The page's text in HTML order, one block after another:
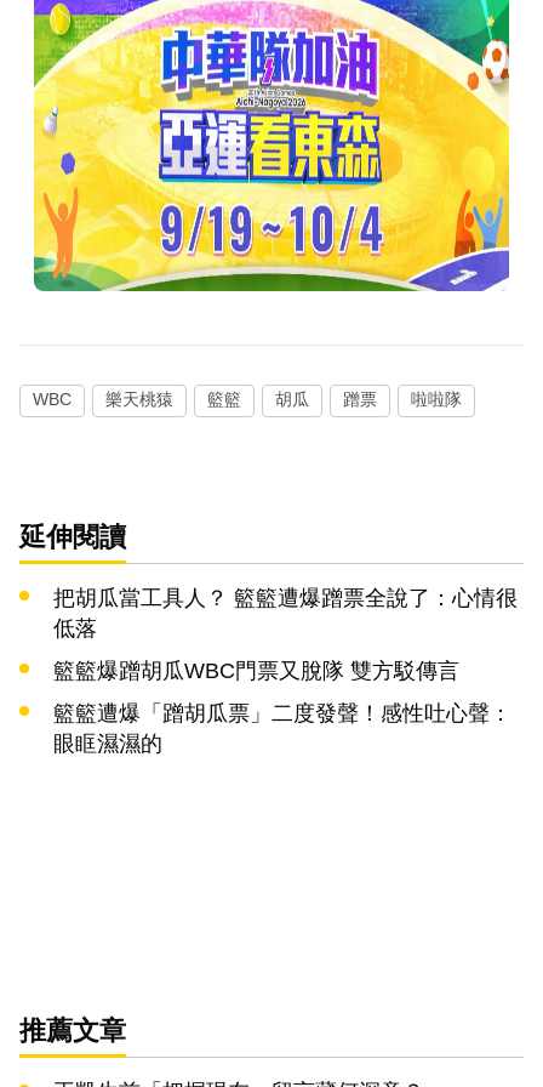
WBC 樂天桃猿 籃籃 胡瓜 蹭票 啦啦隊
延伸閱讀
把胡瓜當工具人？ 籃籃遭爆蹭票全說了：心情很
低落
籃籃爆蹭胡瓜WBC門票又脫隊 雙方駁傳言
籃籃遭爆「蹭胡瓜票」二度發聲！感性吐心聲：
眼眶濕濕的
推薦文章